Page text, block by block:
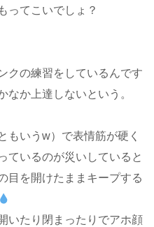
ってこいでしょ？
クの練習をしているんです
なか上達しないという。
もいうw）で表情筋が硬く
ているのが災いしていると
目を開けたままキープする
いたり閉まったりでアホ顔